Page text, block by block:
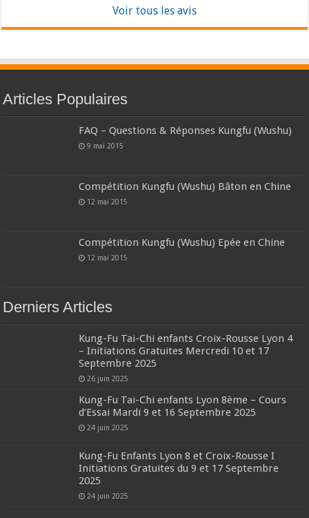
Voir tous les avis
Articles Populaires
FAQ – Questions & Réponses Kungfu (Wushu)
9 mai 2015
Compétition Kungfu (Wushu) Bâton en Chine
12 mai 2015
Compétition Kungfu (Wushu) Epée en Chine
12 mai 2015
Derniers Articles
Kung-Fu Tai-Chi enfants Croix-Rousse Lyon 4
– Initiations Gratuites Mercredi 10 et 17
Septembre 2025
26 juin 2025
Kung-Fu Tai-Chi enfants Lyon 8ème – Cours
d’Essai Mardi 9 et 16 Septembre 2025
24 juin 2025
Kung-Fu Enfants Lyon 8 et Croix-Rousse I
Initiations Gratuites du 9 et 17 Septembre
2025
24 juin 2025